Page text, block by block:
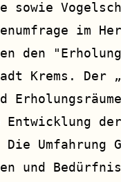
sowie
im
den
Krems. Der
Umfahrung
und